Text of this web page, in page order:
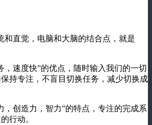
和直觉，电脑和大脑的结合点，就是
，速度快”的优点，随时输入我们的一切
持专注，不盲目切换任务，减少切换成
，创造力，智力”的特点，专注的完成系
行动。